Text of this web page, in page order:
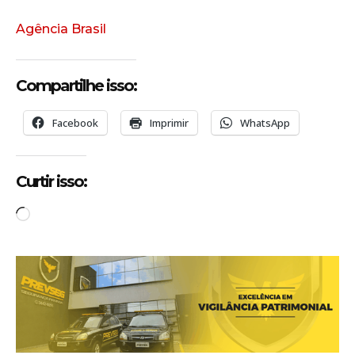
Agência Brasil
Compartilhe isso:
Facebook Imprimir WhatsApp
Curtir isso:
C
r
r
e